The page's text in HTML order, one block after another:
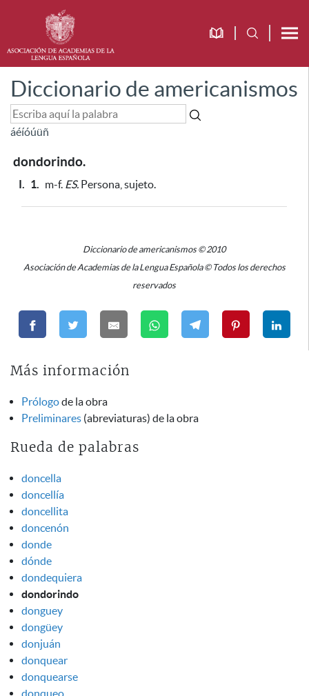
Diccionario de americanismos
áéíóúüñ
dondorindo.
I. 1. m-f. ES. Persona, sujeto.
Diccionario de americanismos © 2010
Asociación de Academias de la Lengua Española © Todos los derechos
reservados
Más información
Prólogode la obra
Preliminares (abreviaturas) de la obra
Rueda de palabras
doncella
doncellía
doncellita
doncenón
donde
dónde
dondequiera
dondorindo
donguey
dongüey
donjuán
donquear
donquearse
donqueo